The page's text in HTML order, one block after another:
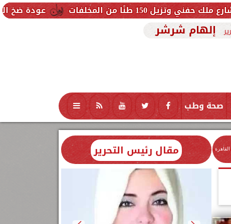
عودة ضخ المياه تدريجيًا
إلهام شرشر
صحة وطب تكنولوجيا منوعات محافظات
مقال رئيس التحرير